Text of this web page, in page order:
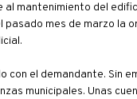
mantenimiento del
mes de marzo la
con el demandante. Sin
municipales. Unas